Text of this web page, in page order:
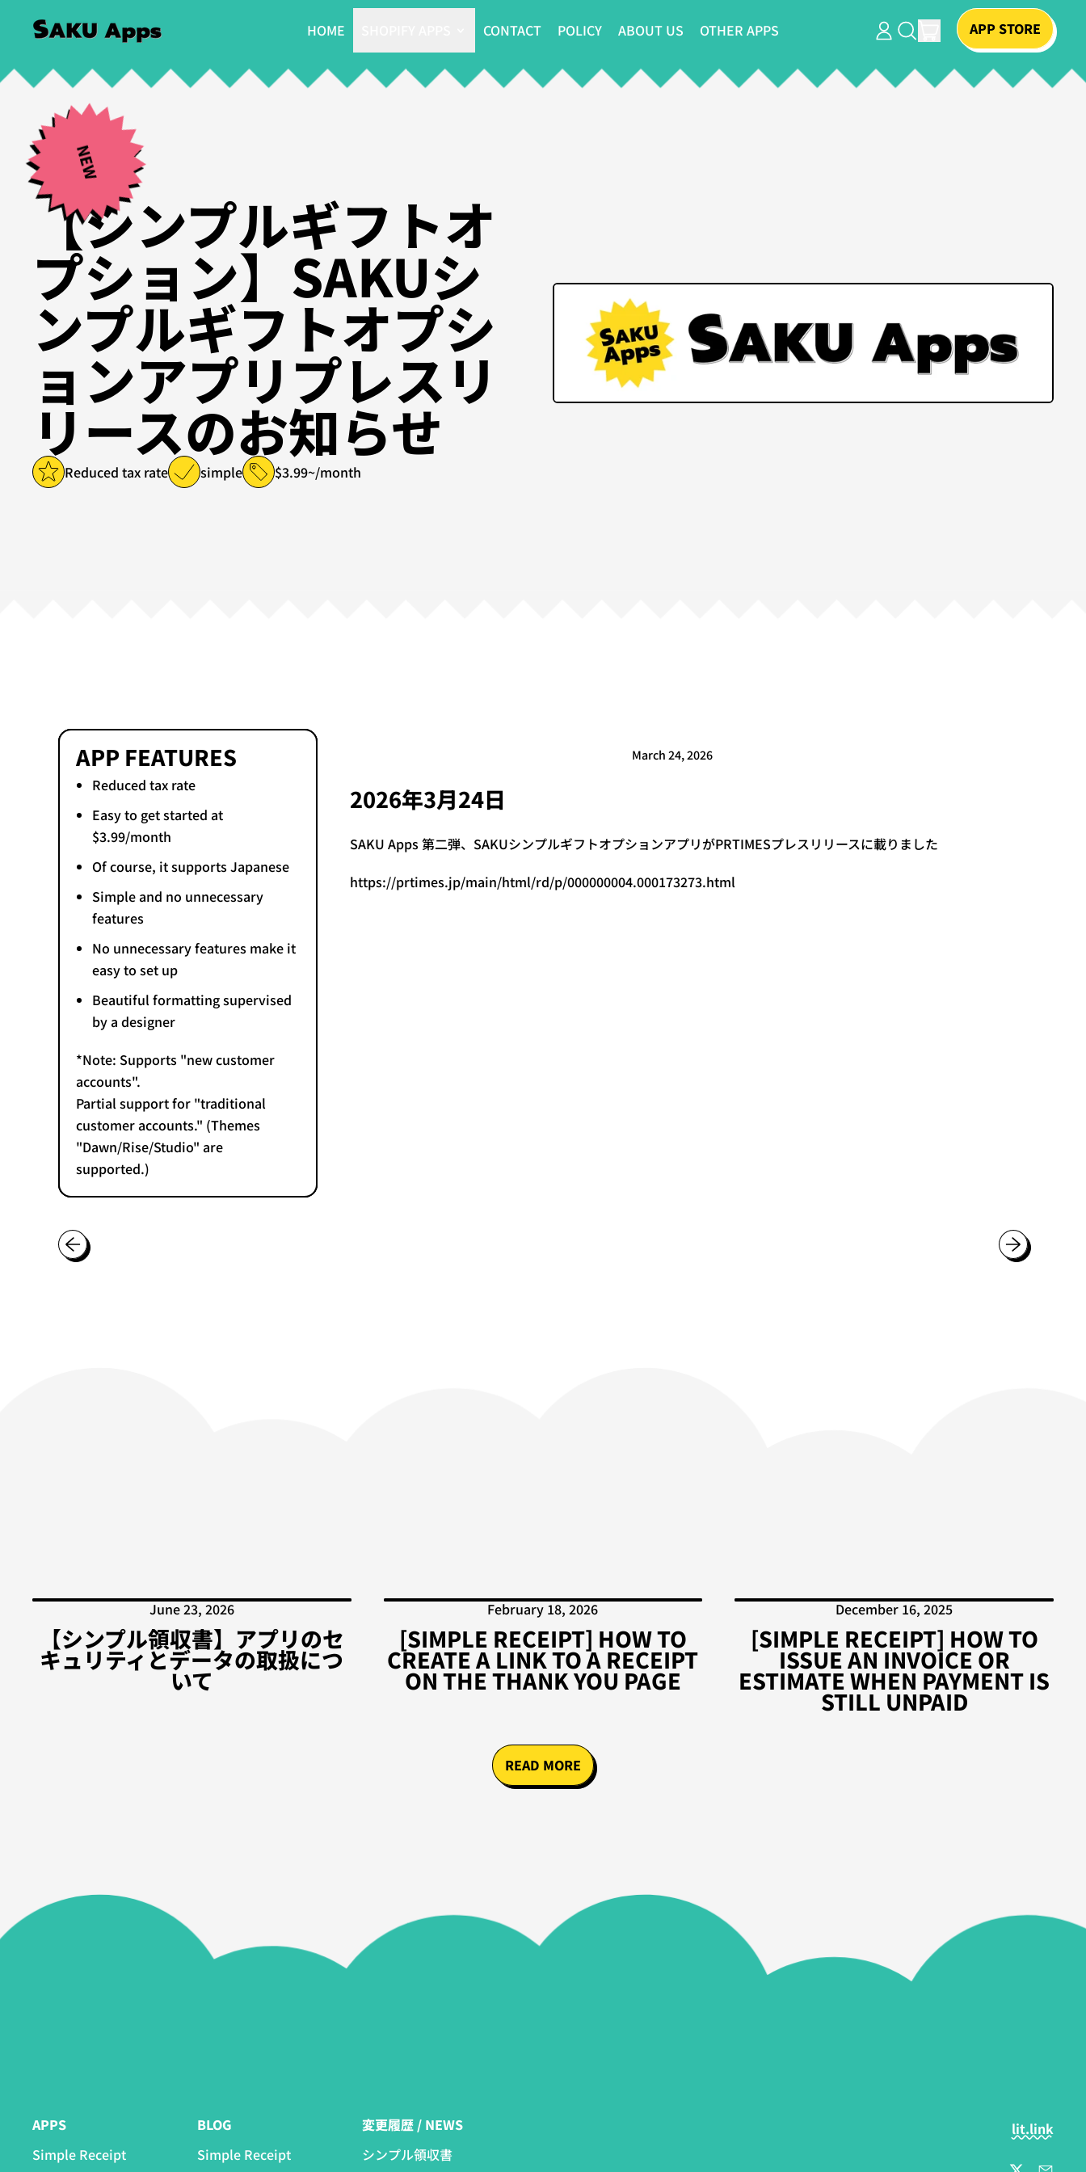
HOME CONTACT POLICY ABOUT US OTHER APPS
LOG SEARCH
SITE
ITEMSAPP STORE
【シンプルギフトオ
プション】SAKUシ
ンプルギフトオプシ
ョンアプリプレスリ
リースのお知らせ
Reduced tax rate simple $3.99~/month
NEW
APP FEATURES
Reduced tax rate
Easy to get started at
$3.99/month
Of course, it supports Japanese
Simple and no unnecessary
features
No unnecessary features make it
easy to set up
Beautiful formatting supervised
by a designer
*Note: Supports "new customer
accounts".
Partial support for "traditional
customer accounts." (Themes
"Dawn/Rise/Studio" are
supported.)
March 24, 2026
2026年3月24日
SAKU Apps 第二弾、SAKUシンプルギフトオプションアプリがPRTIMESプレスリリースに載りました
https://prtimes.jp/main/html/rd/p/000000004.000173273.html
June 23, 2026
【シンプル領収書】アプリのセ
キュリティとデータの取扱につ
いて
February 18, 2026
[SIMPLE RECEIPT] HOW TO
CREATE A LINK TO A RECEIPT
ON THE THANK YOU PAGE
December 16, 2025
[SIMPLE RECEIPT] HOW TO
ISSUE AN INVOICE OR
ESTIMATE WHEN PAYMENT IS
STILL UNPAID
READ MORE
APPS
Simple Receipt
BLOG
Simple Receipt
変更履歴 / NEWS
シンプル領収書
lit.link